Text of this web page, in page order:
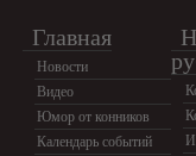
Главная
Новости
Видео
Юмор от конников
Календарь событий